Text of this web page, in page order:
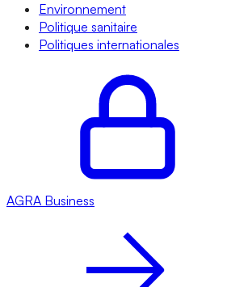
Environnement
Politique sanitaire
Politiques internationales
AGRA Business